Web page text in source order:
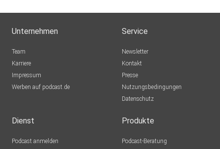
Unternehmen
Team
Karriere
Impressum
Werben auf podcast.de
Service
Newsletter
Kontakt
Presse
Nutzungsbedingungen
Datenschutz
Dienst
Podcast anmelden
Produkte
Podcast-Beratung